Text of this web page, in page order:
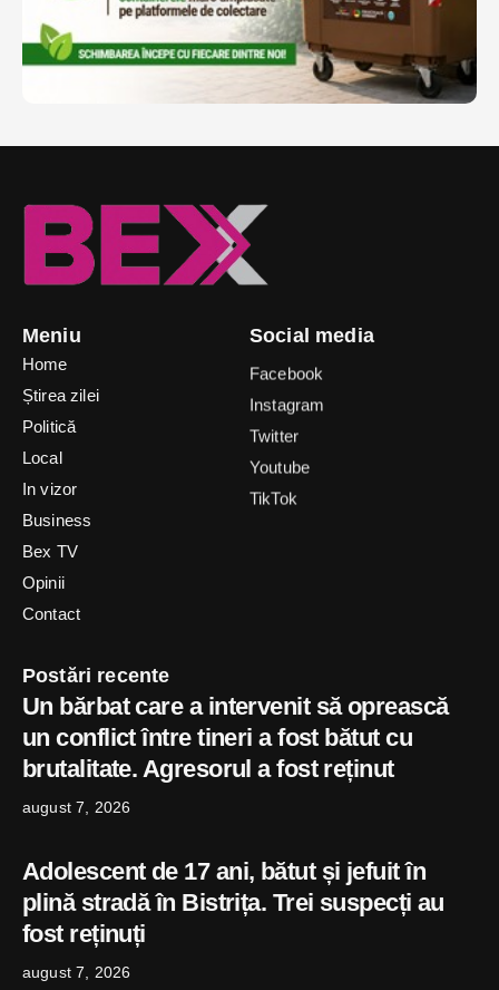
Meniu
Home
Știrea zilei
Politică
Local
In vizor
Business
Bex TV
Opinii
Contact
Social media
Facebook
Instagram
Twitter
Youtube
TikTok
Postări recente
Un bărbat care a intervenit să oprească
un conflict între tineri a fost bătut cu
brutalitate. Agresorul a fost reținut
august 7, 2026
Adolescent de 17 ani, bătut și jefuit în
plină stradă în Bistrița. Trei suspecți au
fost reținuți
august 7, 2026